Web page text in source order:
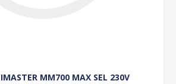
MM700 MAX SEL 230V